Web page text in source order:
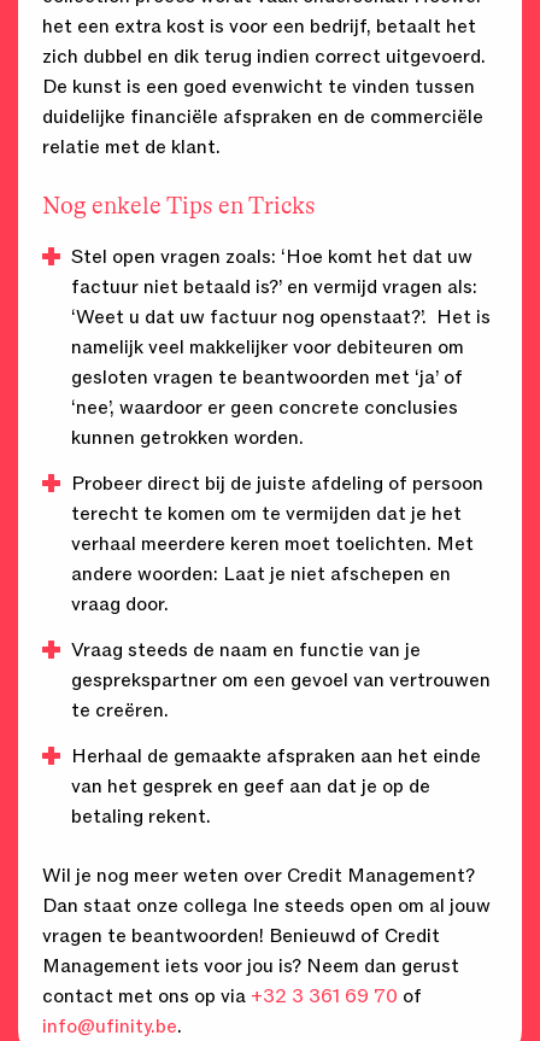
het een extra kost is voor een bedrijf, betaalt het
zich dubbel en dik terug indien correct uitgevoerd.
De kunst is een goed evenwicht te vinden tussen
duidelijke financiële afspraken en de commerciële
relatie met de klant.
Nog enkele Tips en Tricks
Stel open vragen zoals: ‘Hoe komt het dat uw
factuur niet betaald is?’ en vermijd vragen als:
‘Weet u dat uw factuur nog openstaat?’. Het is
namelijk veel makkelijker voor debiteuren om
gesloten vragen te beantwoorden met ‘ja’ of
‘nee’, waardoor er geen concrete conclusies
kunnen getrokken worden.
Probeer direct bij de juiste afdeling of persoon
terecht te komen om te vermijden dat je het
verhaal meerdere keren moet toelichten. Met
andere woorden: Laat je niet afschepen en
vraag door.
Vraag steeds de naam en functie van je
gesprekspartner om een gevoel van vertrouwen
te creëren.
Herhaal de gemaakte afspraken aan het einde
van het gesprek en geef aan dat je op de
betaling rekent.
Wil je nog meer weten over Credit Management?
Dan staat onze collega Ine steeds open om al jouw
vragen te beantwoorden! Benieuwd of Credit
Management iets voor jou is? Neem dan gerust
contact met ons op via +32 3 361 69 70 of
info@ufinity.be.